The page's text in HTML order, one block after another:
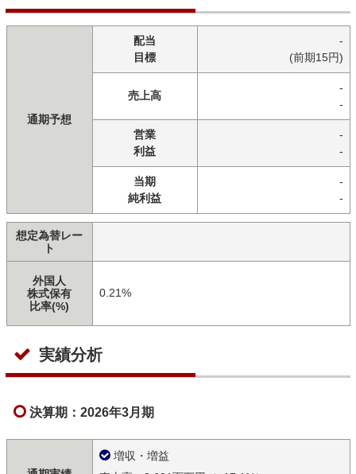
通期予想
配当
目標
-
(前期15円)
売上高
-
-
営業
利益
-
-
当期
純利益
-
-
想定為替レー
ト
外国人
株式保有
比率(%)
0.21%
実績分析
決算期：2026年3月期
増収・増益